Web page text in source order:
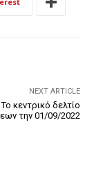
NEXT ARTICLE
Το κεντρικό δελτίο
την 01/09/2022